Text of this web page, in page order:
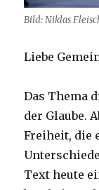
Bild: Niklas
Liebe
Das Thema
der Glaube.
Freiheit, die
Text heute